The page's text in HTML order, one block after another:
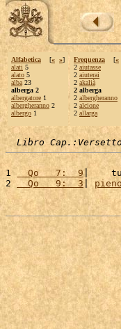
Alfabetica [« »]
alati 5
alato 5
alba 23
alberga 2
albergatore 1
albergheranno 2
albergo 1
Frequenza [«
2 aiutasse
2 aiuterai
2 akalià
2 alberga
2 albergheranno
2 alcione
2 allarga
Libro
1
  Qo   7:  9
|
2
  Qo   9:  3
pieno